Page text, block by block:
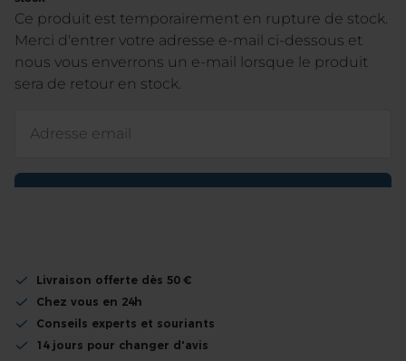
Livraison offerte dès 50 €
Chez vous en 24h
Conseils experts et souriants
14 jours pour changer d'avis
images
gallery